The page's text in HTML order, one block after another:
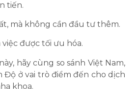
tiến.
mà không cần đầu tư thêm.
được tối ưu hóa.
hãy cùng so sánh Việt Nam,
Độ ở vai trò điểm đến cho dịch
khoa.